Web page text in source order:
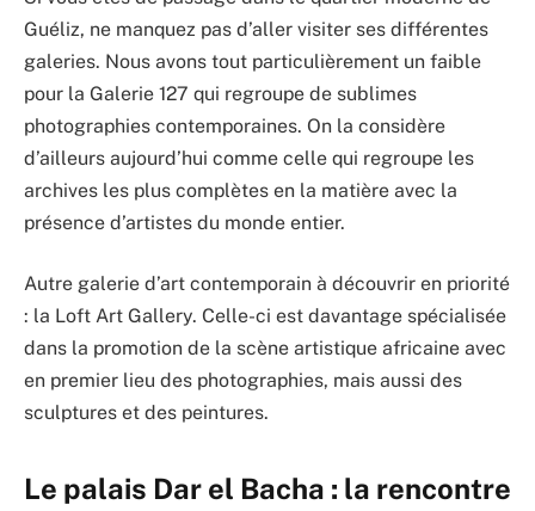
Guéliz, ne manquez pas d’aller visiter ses différentes
galeries. Nous avons tout particulièrement un faible
pour la Galerie 127 qui regroupe de sublimes
photographies contemporaines. On la considère
d’ailleurs aujourd’hui comme celle qui regroupe les
archives les plus complètes en la matière avec la
présence d’artistes du monde entier.
Autre galerie d’art contemporain à découvrir en priorité
: la Loft Art Gallery. Celle-ci est davantage spécialisée
dans la promotion de la scène artistique africaine avec
en premier lieu des photographies, mais aussi des
sculptures et des peintures.
Le palais Dar el Bacha : la rencontre